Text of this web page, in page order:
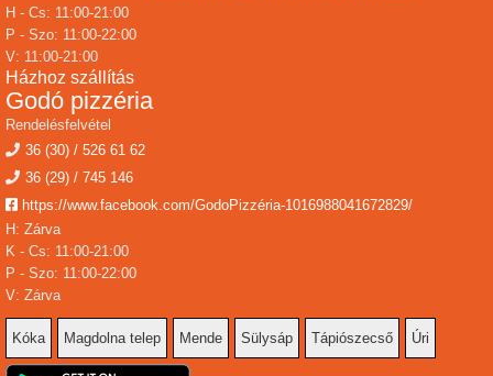
H - Cs: 11:00-21:00
P - Szo: 11:00-22:00
V: 11:00-21:00
Házhoz szállítás
Godó pizzéria
Rendelésfelvétel
36 (30) / 526 61 62
36 (29) / 745 146
https://www.facebook.com/GodoPizzéria-1016988041672829/
H: Zárva
K - Cs: 11:00-21:00
P - Szo: 11:00-22:00
V: Zárva
Kóka Magdolna telep Mende Sülysáp Tápiószecső Úri